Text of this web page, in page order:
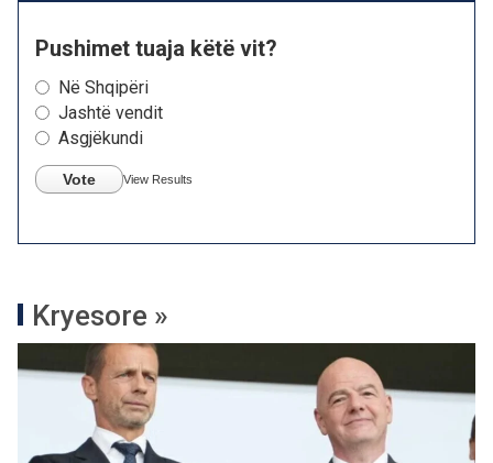
Pushimet tuaja këtë vit?
Në Shqipëri
Jashtë vendit
Asgjëkundi
Vote View Results
Kryesore »